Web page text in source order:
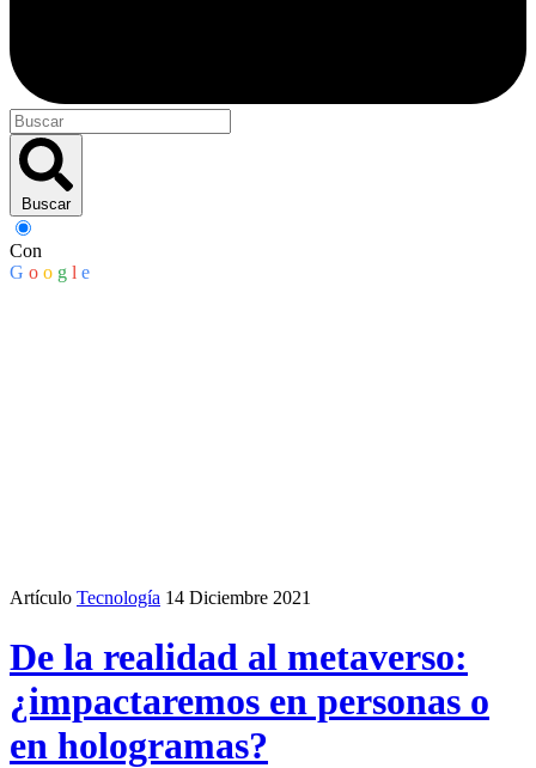
Buscar
Con
G o o g l e
Artículo Tecnología 14 Diciembre 2021
De la realidad al metaverso:
¿impactaremos en personas o
en hologramas?